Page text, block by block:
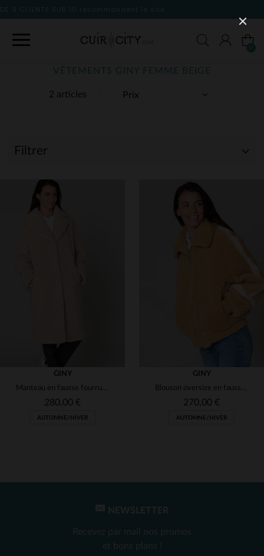
le site
2 articles
VÊTEMENTS GINY FEMME BEIGE
Filtrer
(2)
(1)
(1)
(2)
TAILLES DISPONIBLES
40
GINY
Manteau en fausse fourrure femme
280,00 €
AUTOMNE/HIVER
TAILLES DISPONIBLES
GINY
Blouson oversize en fausse fourrure
270,00 €
AUTOMNE/HIVER
NEWSLETTER
Recevez par mail nos promos
et bons plans !